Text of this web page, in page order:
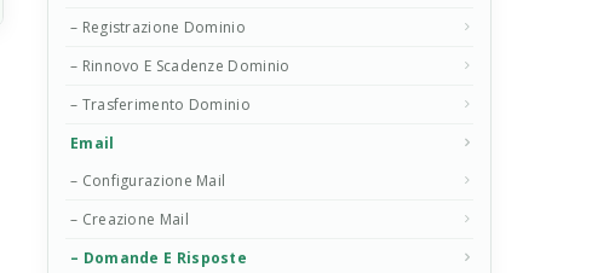
– Registrazione Dominio
– Rinnovo E Scadenze Dominio
– Trasferimento Dominio
Email
– Configurazione Mail
– Creazione Mail
– Domande E Risposte